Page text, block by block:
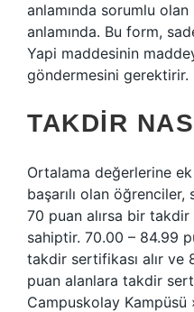
anlamında sorumlu
anlamında. Bu form,
Yapi maddesinin
göndermesini gerektirir.
TAKDIR
Ortalama değerlerine
başarılı olan
70 puan alırsa bir takdir
sahiptir. 70.00 – 84.99
takdir sertifikası alır ve
puan alanlara takdir
Campuskolay Kampüsü